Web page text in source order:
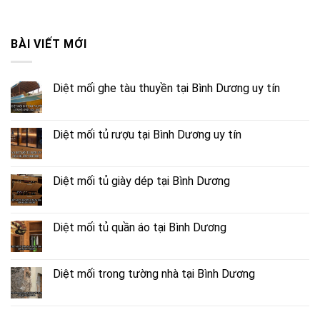
BÀI VIẾT MỚI
Diệt mối ghe tàu thuyền tại Bình Dương uy tín
Diệt mối tủ rượu tại Bình Dương uy tín
Diệt mối tủ giày dép tại Bình Dương
Diệt mối tủ quần áo tại Bình Dương
Diệt mối trong tường nhà tại Bình Dương